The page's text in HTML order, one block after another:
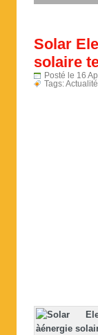
Solar
solaire
Posté le 16
Tags: